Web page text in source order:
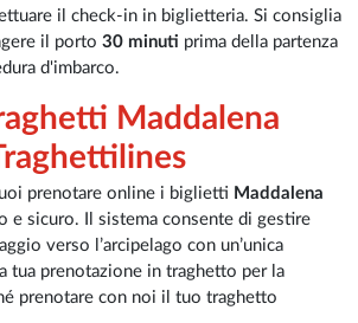
il check-in in biglietteria. Si consiglia
il porto30 minuti prima della partenza
d'imbarco.
Maddalena
prenotare online i biglietti Maddalena
e sicuro. Il sistema consente di gestire
verso l’arcipelago con un’unica
tua prenotazione in traghetto per la
prenotare con noi il tuo traghetto